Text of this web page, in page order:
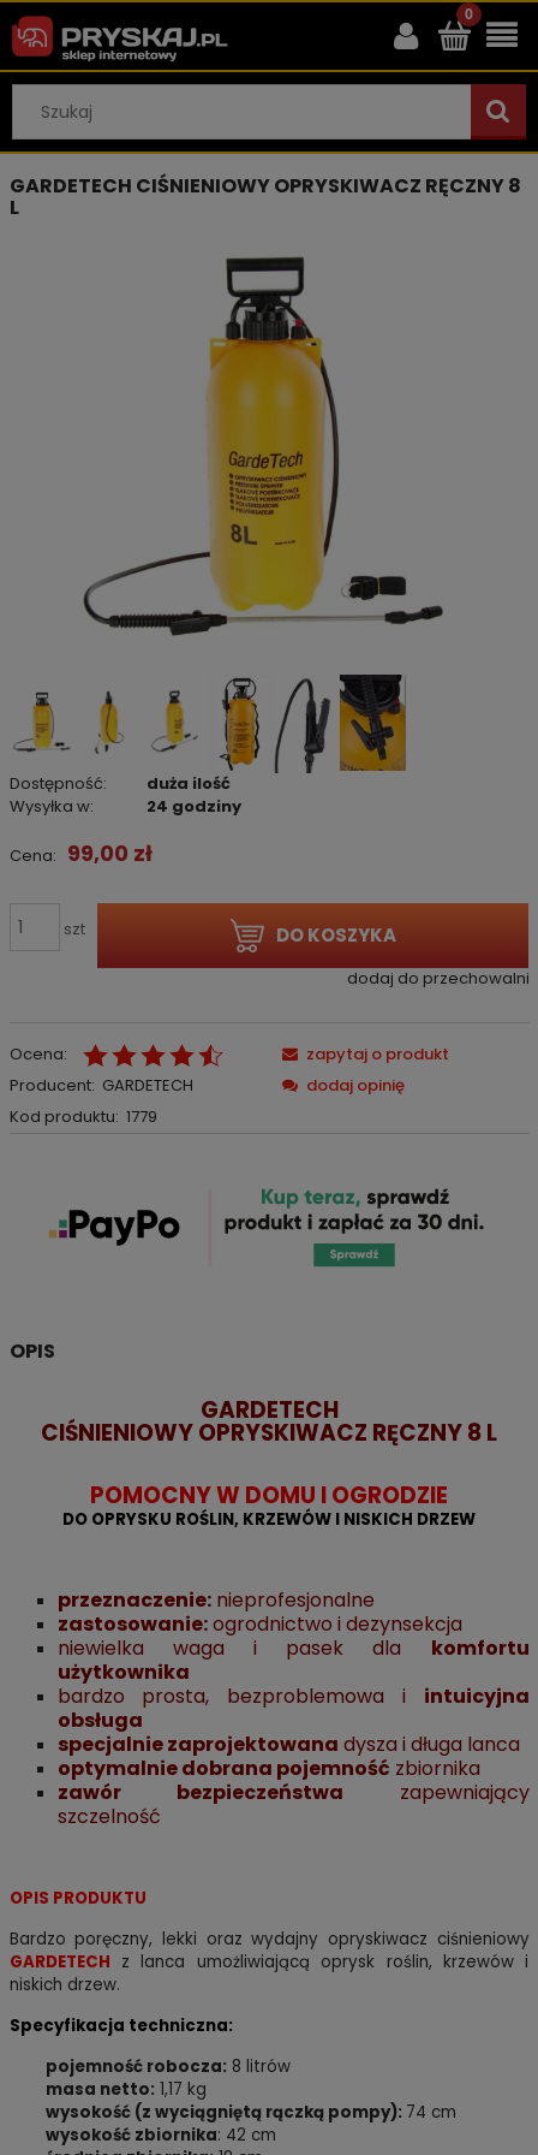
GARDETECH CIŚNIENIOWY OPRYSKIWACZ RĘCZNY 8
L
Dostępność:
duża ilość
Wysyłka w:
24 godziny
Cena: 99,00 zł
szt DO KOSZYKA
dodaj do przechowalni
Ocena:
Producent: GARDETECH
Kod produktu: 1779
zapytaj o produkt
dodaj opinię
OPIS
GARDETECH
CIŚNIENIOWY OPRYSKIWACZ RĘCZNY 8 L
POMOCNY W DOMU I OGRODZIE
DO OPRYSKU ROŚLIN, KRZEWÓW I NISKICH DRZEW
przeznaczenie:nieprofesjonalne
zastosowanie:ogrodnictwo i dezynsekcja
niewielka waga i pasek dla komfortu
użytkownika
bardzo prosta, bezproblemowa i intuicyjna
obsługa
specjalnie zaprojektowana dysza i długa lanca
optymalnie dobrana pojemność zbiornika
zawór bezpieczeństwa zapewniający
szczelność
OPIS PRODUKTU
Bardzo poręczny, lekki oraz wydajny opryskiwacz ciśnieniowy
GARDETECH z lanca umożliwiającą oprysk roślin, krzewów i
niskich drzew.
Specyfikacja techniczna:
pojemność robocza: 8 litrów
masa netto: 1,17 kg
wysokość (z wyciągniętą rączką pompy): 74 cm
wysokość zbiornika: 42 cm